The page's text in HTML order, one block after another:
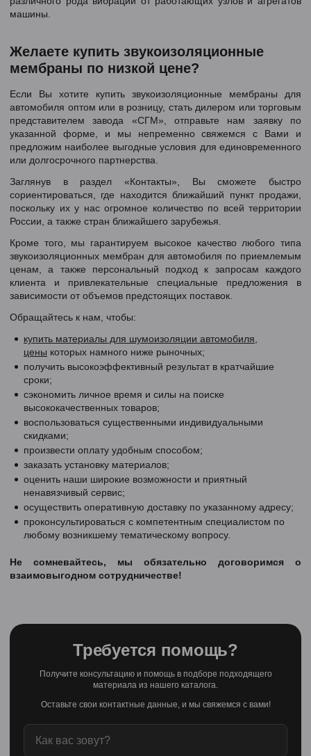
машины.
Желаете купить звукоизоляционные
мембраны по низкой цене?
Если Вы хотите купить звукоизоляционные мембраны для
автомобиля оптом или в розницу, стать дилером или торговым
представителем завода «СГМ», отправьте нам заявку по
указанной форме, и мы непременно свяжемся с Вами и
предложим наиболее выгодные условия для единовременного
или долгосрочного партнерства.
Заглянув в раздел «Контакты», Вы сможете быстро
сориентироваться, где находится ближайший пункт продажи,
поскольку их у нас огромное количество по всей территории
России, а также стран ближайшего зарубежья.
Кроме того, мы гарантируем высокое качество любого типа
звукоизоляционных мембран для автомобиля по приемлемым
ценам, а также персональный подход к запросам каждого
клиента и привлекательные специальные предложения в
зависимости от объемов предстоящих поставок.
Обращайтесь к нам, чтобы:
купить материалы для шумоизоляции автомобиля,
цены которых намного ниже рыночных;
получить высокоэффективный результат в кратчайшие
сроки;
сэкономить личное время и силы на поиске
высококачественных товаров;
воспользоваться существенными индивидуальными
скидками;
произвести оплату удобным способом;
заказать установку материалов;
оценить наши широкие возможности и приятный
ненавязчивый сервис;
осуществить оперативную доставку по указанному адресу;
проконсультироваться с компетентным специалистом по
любому возникшему тематическому вопросу.
Не сомневайтесь, мы обязательно договоримся о
взаимовыгодном сотрудничестве!
Требуется помощь?
Получите консультацию и помощь в подборе подходящего
материала из нашего каталога.
Оставьте свои контактные данные, и мы свяжемся с вами!